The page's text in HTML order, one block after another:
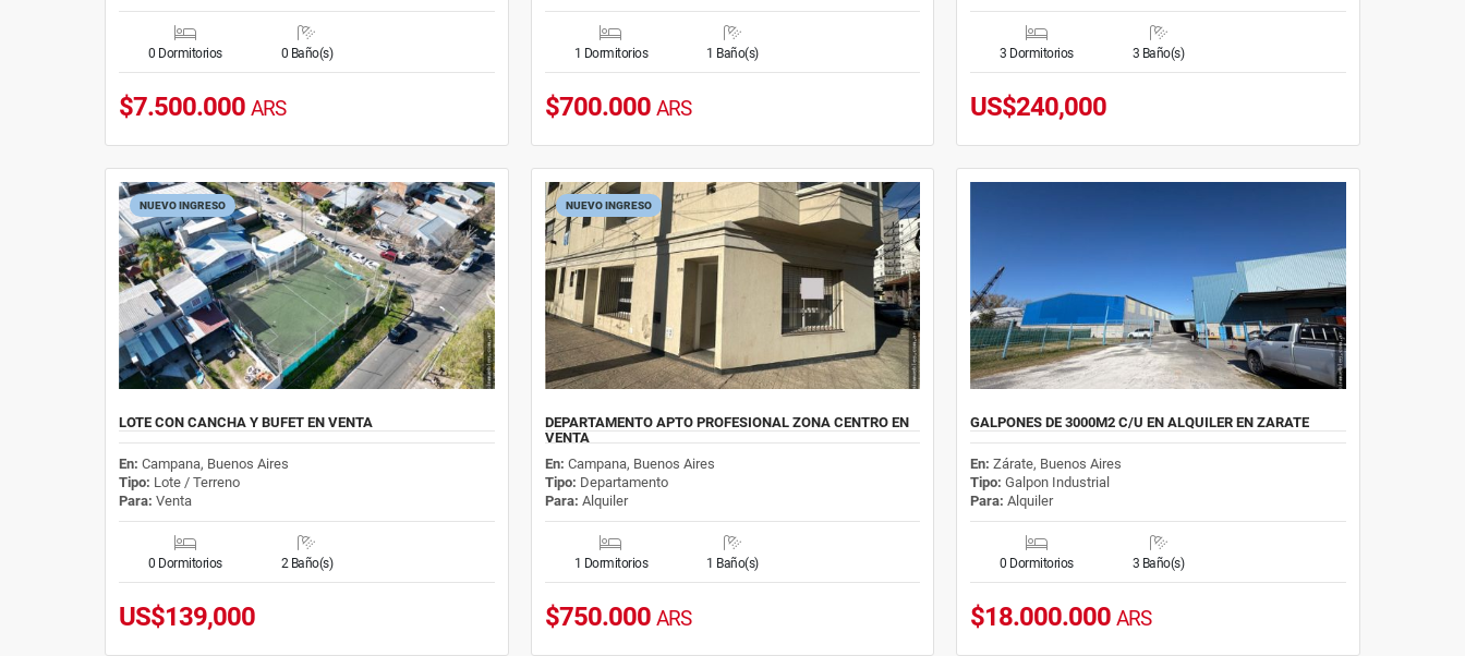
0 Dormitorios 0 Baño(s)
$7.500.000 ARS
1 Dormitorios 1 Baño(s)
$700.000 ARS
3 Dormitorios 3 Baño(s)
US$240,000
NUEVO INGRESO
LOTE CON CANCHA Y BUFET EN VENTA
En: Campana, Buenos Aires
Tipo: Lote / Terreno
Para: Venta
0 Dormitorios 2 Baño(s)
US$139,000
NUEVO INGRESO
DEPARTAMENTO APTO PROFESIONAL ZONA CENTRO EN
VENTA
En: Campana, Buenos Aires
Tipo: Departamento
Para: Alquiler
1 Dormitorios 1 Baño(s)
$750.000 ARS
GALPONES DE 3000M2 C/U EN ALQUILER EN ZARATE
En:Zárate, Buenos Aires
Tipo: Galpon Industrial
Para: Alquiler
0 Dormitorios 3 Baño(s)
$18.000.000ARS